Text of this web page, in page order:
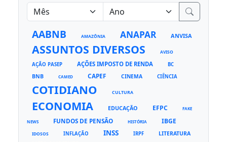
AABNB AMAZÔNIA ANAPAR ANVISA
ASSUNTOS DIVERSOS AVISO
AÇÃO PASEP AÇÕES IMPOSTO DE RENDA BC
BNB CAMED CAPEF CINEMA CIÊNCIA
COTIDIANO CULTURA
ECONOMIA EDUCAÇÃO EFPC FAKE
NEWS FUNDOS DE PENSÃO HISTÓRIA IBGE
IDOSOS INFLAÇÃO INSS IRPF LITERATURA